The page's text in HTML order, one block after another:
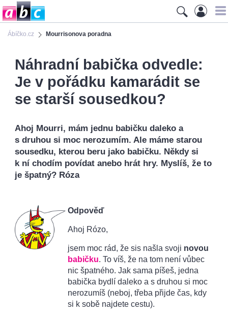
Ábíčko.cz Mourrisonova poradna
Náhradní babička odvedle:
Je v pořádku kamarádit se
se starší sousedkou?
Ahoj Mourri, mám jednu babičku daleko a
s druhou si moc nerozumím. Ale máme starou
sousedku, kterou beru jako babičku. Někdy si
k ní chodím povídat anebo hrát hry. Myslíš, že to
je špatný? Róza
Odpověď
Ahoj Rózo,
jsem moc rád, že sis našla svoji novou
babičku. To víš, že na tom není vůbec
nic špatného. Jak sama píšeš, jedna
babička bydlí daleko a s druhou si moc
nerozumíš (neboj, třeba přijde čas, kdy
si k sobě najdete cestu).